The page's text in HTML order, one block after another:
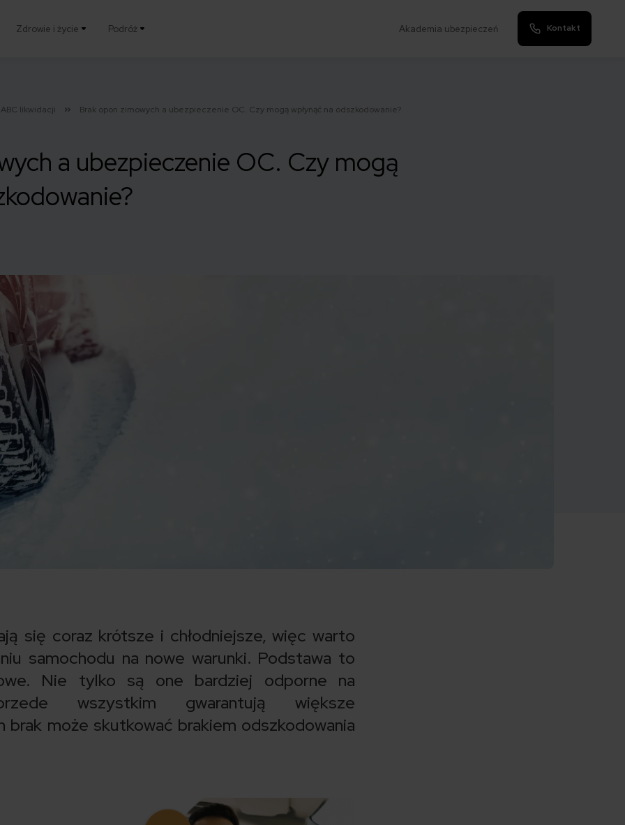
Zdrowie i życie Podróż Akademia ubezpieczeń Kontakt
ABC likwidacji Brak opon zimowych a ubezpieczenie OC. Czy mogą wpłynąć na odszkodowanie?
a ubezpieczenie OC. Czy mogą
się coraz krótsze i chłodniejsze, więc warto
samochodu na nowe warunki. Podstawa to
Nie tylko są one bardziej odporne na
wszystkim gwarantują większe
może skutkować brakiem odszkodowania